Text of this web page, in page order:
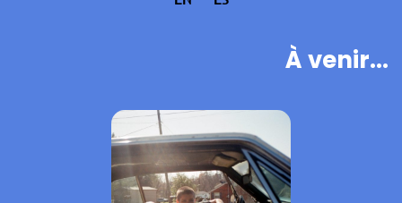
À venir...